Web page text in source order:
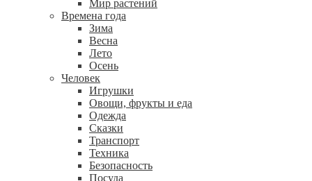
Мир растений
Времена года
Зима
Весна
Лето
Осень
Человек
Игрушки
Овощи, фрукты и еда
Одежда
Сказки
Транспорт
Техника
Безопасность
Посуда